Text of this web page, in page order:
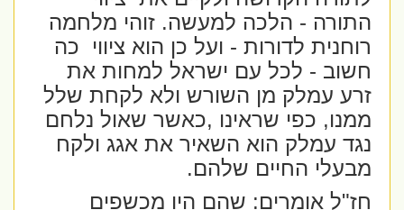
התורה - הלכה למעשה. זוהי מלחמה
רוחנית לדורות - ועל כן הוא ציווי
כה
חשוב - לכל עם ישראל למחות את
זרע עמלק מן השורש ולא לקחת שלל
ממנו, כפי שראינו ,כאשר שאול נלחם
נגד עמלק הוא השאיר את אגג ולקח
מבעלי החיים שלהם.
חז"ל אומרים:שהם היו מכשפים